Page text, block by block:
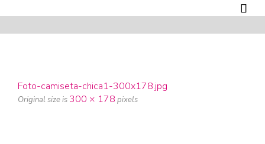

Foto-camiseta-chica1-300x178.jpg
Original size is 300 × 178 pixels